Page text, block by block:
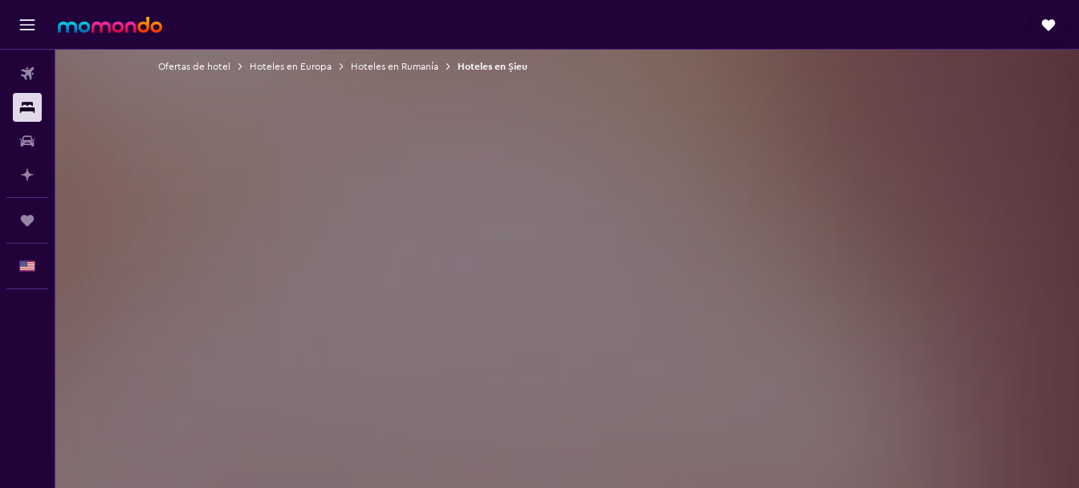
Ofertas de hotel Hoteles en Europa Hoteles en Rumanía Hoteles en Șieu